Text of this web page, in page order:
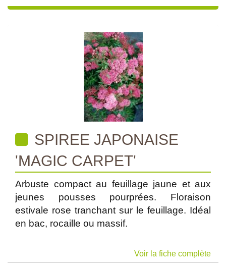
SPIREE JAPONAISE
'MAGIC CARPET'
Arbuste compact au feuillage jaune et aux
jeunes pousses pourprées. Floraison
estivale rose tranchant sur le feuillage. Idéal
en bac, rocaille ou massif.
Voir la fiche complète